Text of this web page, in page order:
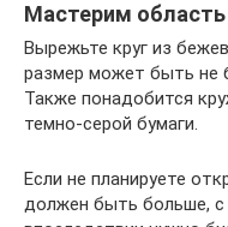
Мастерим область
Вырежьте круг из
размер может быть не
Также понадобится
темно-серой бумаги.
Если не планируете
должен быть больше, с